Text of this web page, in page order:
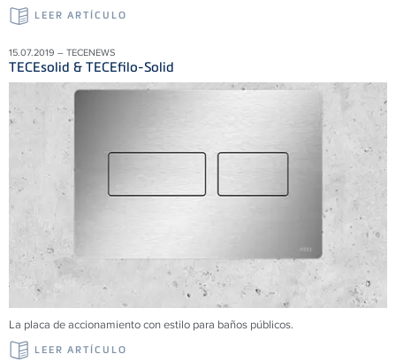
LEER ARTÍCULO
15.07.2019 – TECENEWS
TECEsolid & TECEfilo-Solid
La placa de accionamiento con estilo para baños públicos.
LEER ARTÍCULO